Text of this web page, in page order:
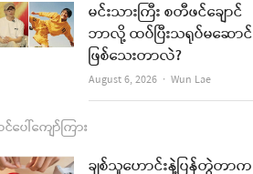
မင်းသားကြီး စတီဖင်ချောင်
ဘာလို့ ထပ်ပြီးသရုပ်မဆောင်
ဖြစ်သေးတာလဲ?
August 6, 2026 Author
Wun Lae
ပေါ်ကျော်ကြား
ချစ်သူဟောင်းနဲ့ပြန်တွဲတာက